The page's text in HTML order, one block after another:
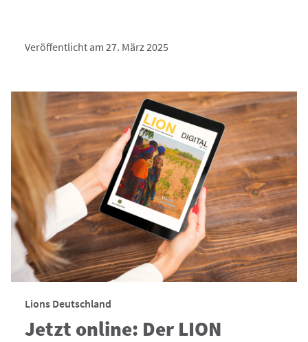
Veröffentlicht am 27. März 2025
Lions Deutschland
Jetzt online: Der LION